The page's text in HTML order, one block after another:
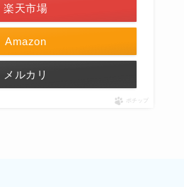
Amazon
楽天市場
メルカリ
ポチップ